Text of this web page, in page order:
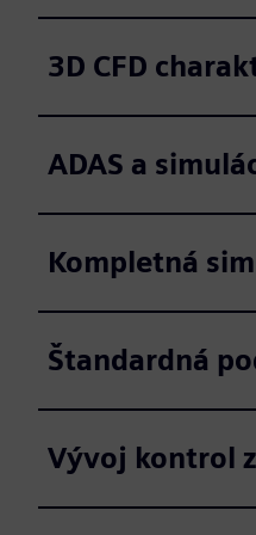
3D CFD
ADAS a
Kompletná
Štandardná
Vývoj kontrol